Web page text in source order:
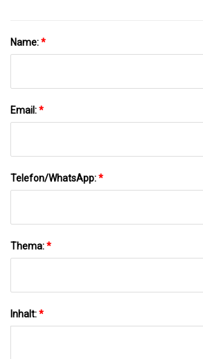
Name:*
Email:*
Telefon/WhatsApp:*
Thema:*
Inhalt:*